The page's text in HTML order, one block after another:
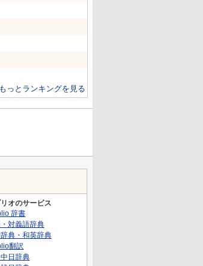
っとランキングを見る
オのサービス
辞書
対義語辞典
典・和英辞典
翻訳
中日辞典